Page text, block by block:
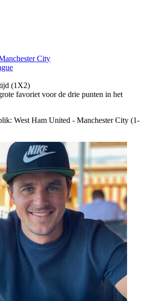
City
(1X2)
favoriet voor de drie punten in het
West Ham United - Manchester City (1-